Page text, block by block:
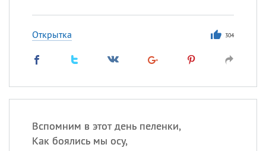
Открытка 304
Вспомним в этот день пеленки,
Как боялись мы осу,